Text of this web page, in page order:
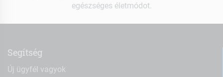
egészséges életmódot.
Segítség
Új ügyfél vagyok